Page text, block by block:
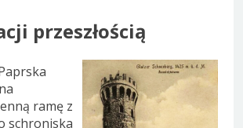
przeszłością
ramę z
schroniska